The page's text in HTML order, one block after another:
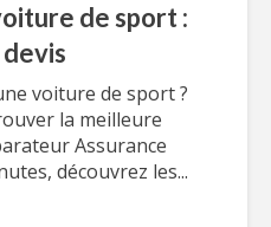
de sport :
voiture de sport ?
la meilleure
Assurance
découvrez les...